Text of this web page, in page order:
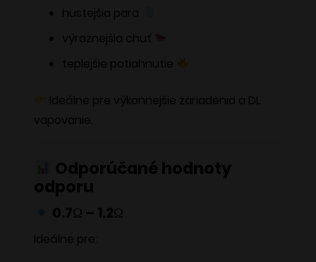
hustejšia para
výraznejšia chuť
teplejšie potiahnutie
Ideálne pre výkonnejšie zariadenia a DL
vapovanie.
Odporúčané hodnoty
odporu
0.7Ω – 1.2Ω
Ideálne pre: